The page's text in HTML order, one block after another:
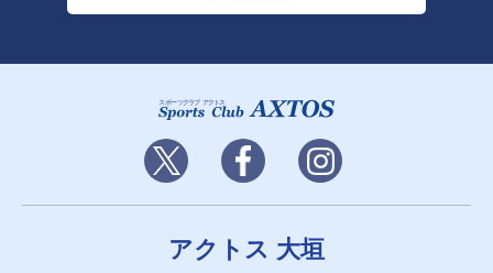
アクトス 大垣